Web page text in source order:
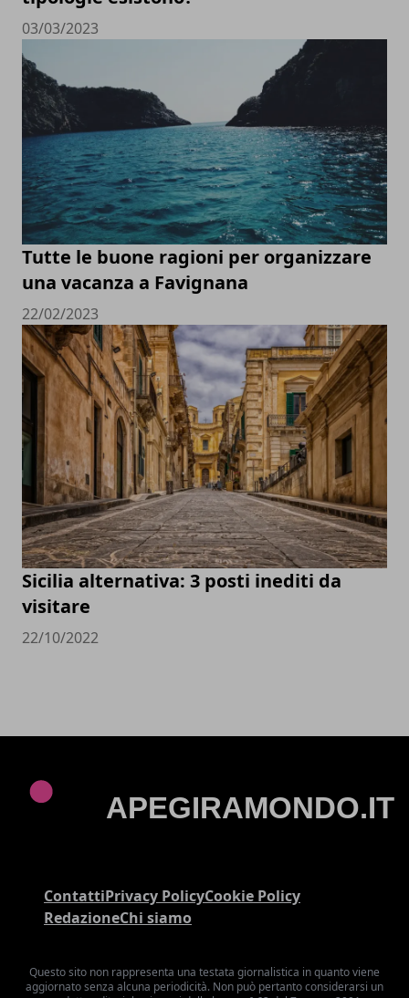
03/03/2023
Tutte le buone ragioni per organizzare
una vacanza a Favignana
22/02/2023
Sicilia alternativa: 3 posti inediti da
visitare
22/10/2022
ContattiPrivacy PolicyCookie Policy
RedazioneChi siamo
Questo sito non rappresenta una testata giornalistica in quanto viene
aggiornato senza alcuna periodicità. Non può pertanto considerarsi un